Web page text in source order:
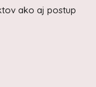
ako aj postup